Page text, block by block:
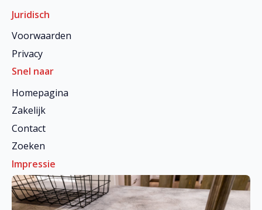
Juridisch
Voorwaarden
Privacy
Snel naar
Homepagina
Zakelijk
Contact
Zoeken
Impressie